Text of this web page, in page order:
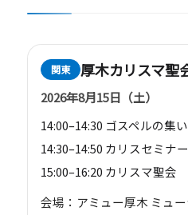
関東 厚木カリスマ聖
2026年8月15日（土）
14:00–14:30 ゴスペルの集い
14:30–14:50 カリスセミナー
15:00–16:20 カリスマ聖会
会場：アミュー厚木 ミュ